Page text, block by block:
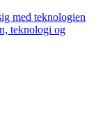
med teknologien
teknologi og